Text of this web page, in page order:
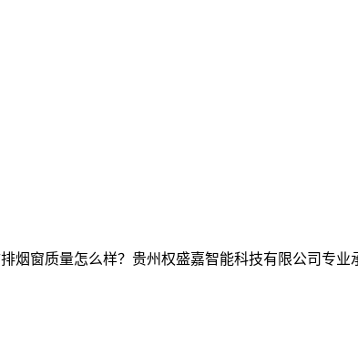
烟窗质量怎么样？贵州权盛嘉智能科技有限公司专